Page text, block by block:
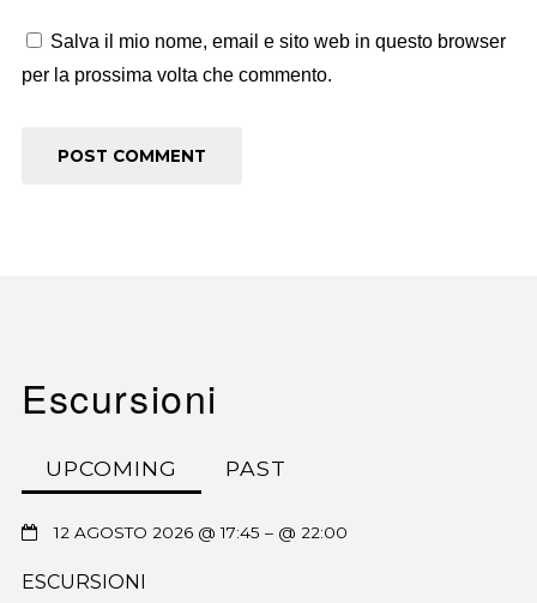
Salva il mio nome, email e sito web in questo browser
per la prossima volta che commento.
Escursioni
UPCOMING PAST
12 AGOSTO 2026 @ 17:45 – @ 22:00
ESCURSIONI